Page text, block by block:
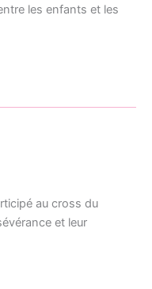
les enfants et les
au cross du
et leur